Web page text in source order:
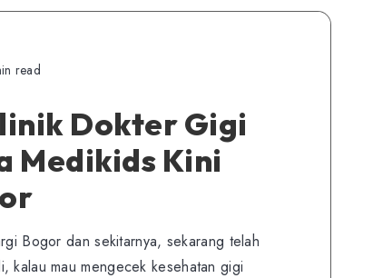
read
Dokter Gigi
Medikids Kini
Bogor dan sekitarnya, sekarang telah
kalau mau mengecek kesehatan gigi